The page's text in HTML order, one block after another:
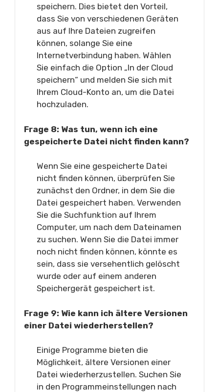
speichern. Dies bietet den Vorteil,
dass Sie von verschiedenen Geräten
aus auf Ihre Dateien zugreifen
können, solange Sie eine
Internetverbindung haben. Wählen
Sie einfach die Option „In der Cloud
speichern“ und melden Sie sich mit
Ihrem Cloud-Konto an, um die Datei
hochzuladen.
Frage 8: Was tun, wenn ich eine
gespeicherte Datei nicht finden kann?
Wenn Sie eine gespeicherte Datei
nicht finden können, überprüfen Sie
zunächst den Ordner, in dem Sie die
Datei gespeichert haben. Verwenden
Sie die Suchfunktion auf Ihrem
Computer, um nach dem Dateinamen
zu suchen. Wenn Sie die Datei immer
noch nicht finden können, könnte es
sein, dass sie versehentlich gelöscht
wurde oder auf einem anderen
Speichergerät gespeichert ist.
Frage 9: Wie kann ich ältere Versionen
einer Datei wiederherstellen?
Einige Programme bieten die
Möglichkeit, ältere Versionen einer
Datei wiederherzustellen. Suchen Sie
in den Programmeinstellungen nach